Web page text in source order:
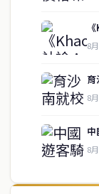
8
8
8